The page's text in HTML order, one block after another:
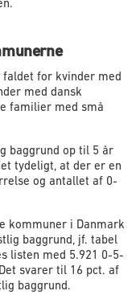
for kvinder med
med dansk
familier med små
baggrund op til 5 år
tydeligt, at der er en
og antallet af 0-
kommuner i Danmark
baggrund, jf. tabel
listen med 5.921 0-5-
svarer til 16 pct. af
baggrund.